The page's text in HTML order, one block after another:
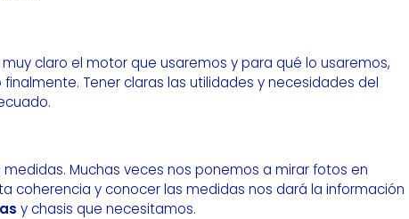
claro el motor que usaremos y para qué lo usaremos,
Tener claras las utilidades y necesidades del
Muchas veces nos ponemos a mirar fotos en
coherencia y conocer las medidas nos dará la información
y chasis que necesitamos.